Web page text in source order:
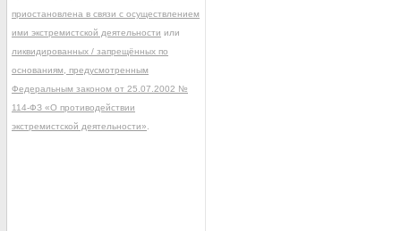
приостановлена в связи с осуществлением
ими экстремистской деятельности или
ликвидированных / запрещённых по
основаниям, предусмотренным
Федеральным законом от 25.07.2002 №
114-ФЗ «О противодействии
экстремистской деятельности»